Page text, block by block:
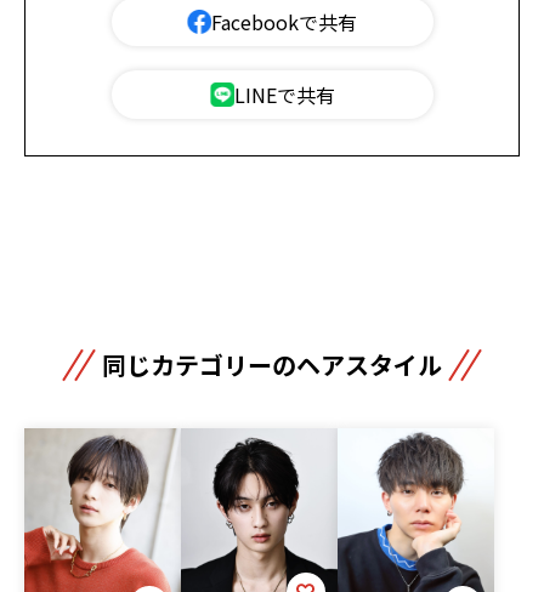
Facebookで共有
LINEで共有
同じカテゴリーのヘアスタイル